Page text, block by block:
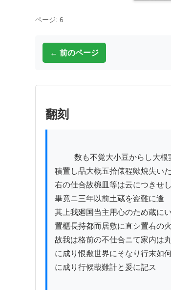
ページ: 6
← 前のページ
翻刻
積置し品大概五拾俵程歟焼失い
右の仕合故椀皿等は云につきせし
畢竟ニ三年以前土蔵を盗難に逢
其上我廻国当主用心のため蔵に
置櫃長持都而居敷に直シ置右の
故我は格前の不仕合ニて家内は
に成り恨敷世界にそなり行末如
に成り行候哉難計と爰に記ス